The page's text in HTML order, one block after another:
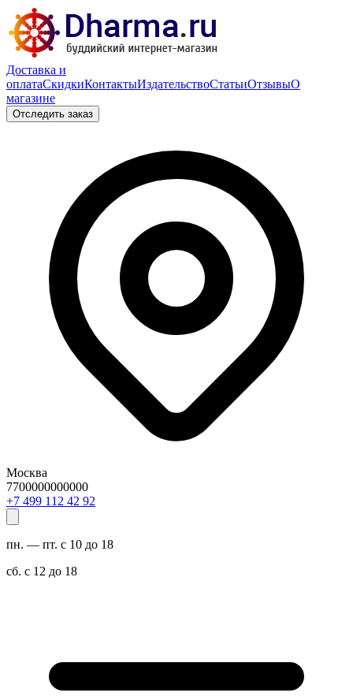
Доставка и
оплатаСкидкиКонтактыИздательствоСтатьиОтзывыО
магазине
Отследить заказ
Москва
7700000000000
29 24 211 994 7+
пн. — пт. с 10 до 18
сб. с 12 до 18